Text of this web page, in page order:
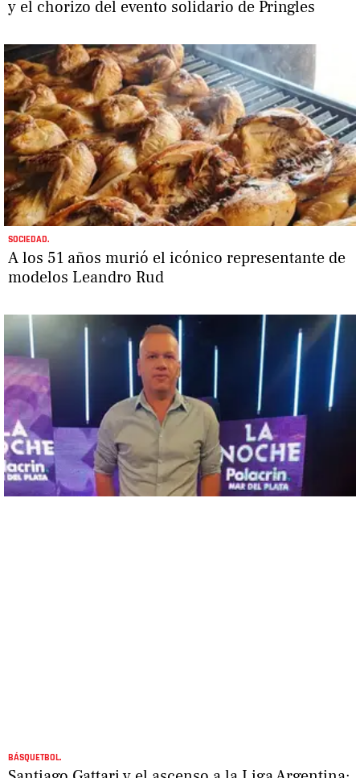
y el chorizo del evento solidario de Pringles
SOCIEDAD.
A los 51 años murió el icónico representante de
modelos Leandro Rud
BÁSQUETBOL.